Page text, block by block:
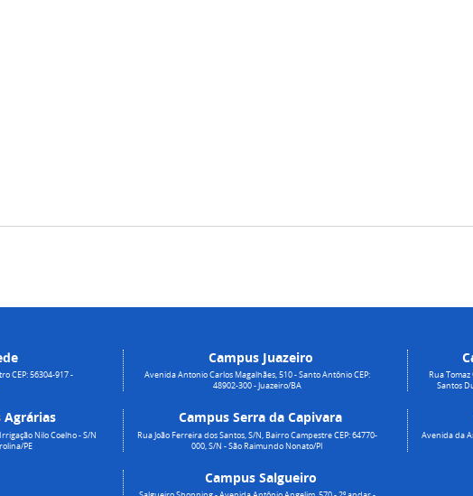
CEP: 56304-917 -
Agrárias
Nilo Coelho - S/N
PE
Campus Juazeiro
Avenida Antonio Carlos Magalhães, 510 - Santo Antônio CEP:
48902-300 - Juazeiro/BA
Campus Serra da Capivara
Rua João Ferreira dos Santos, S/N, Bairro Campestre CEP: 64770-
000, S/N - São Raimundo Nonato/PI
Campus Salgueiro
Rua
Santos
Avenida da